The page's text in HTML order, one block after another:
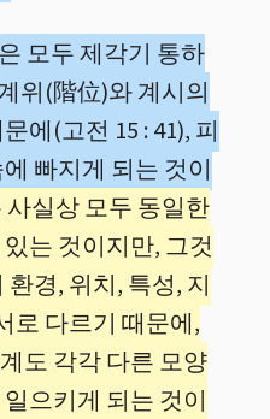
모두 제각기 통하
위(階位)와 계시의
에(고전 15 : 41), 피
빠지게 되는 것이
실상 모두 동일한
는 것이지만, 그것
경, 위치, 특성, 지
로 다르기 때문에,
도 각각 다른 모양
으키게 되는 것이